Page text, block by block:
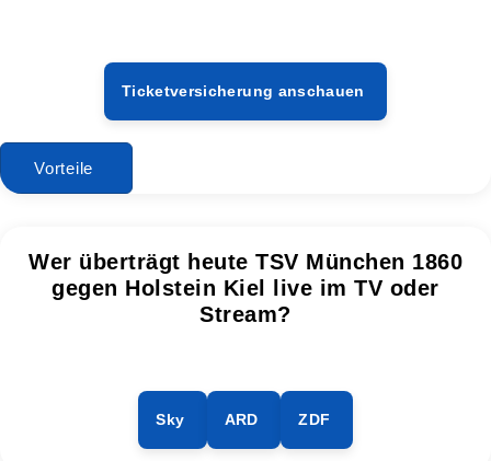
Ticketversicherung anschauen
Vorteile
Wer überträgt heute TSV München 1860
gegen Holstein Kiel live im TV oder
Stream?
Sky ARD ZDF